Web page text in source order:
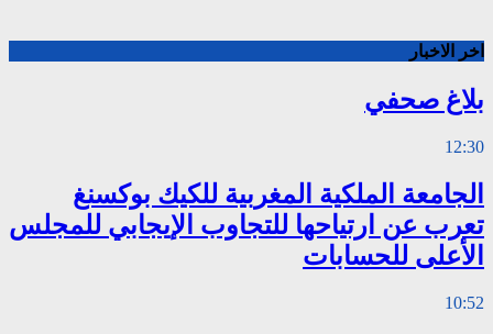
اخر الاخبار
بلاغ صحفي
12:30
الجامعة الملكية المغربية للكيك بوكسنغ
تعرب عن ارتياحها للتجاوب الإيجابي للمجلس
الأعلى للحسابات
10:52